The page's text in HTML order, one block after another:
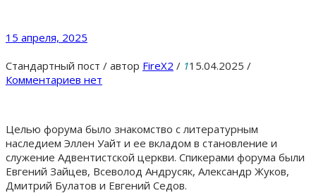
15 апреля, 2025
Стандартный пост / автор FireX2 / 115.04.2025 /
Комментариев нет
Целью форума было знакомство с литературным
наследием Эллен Уайт и ее вкладом в становление и
служение Адвентистской церкви. Спикерами форума были
Евгений Зайцев, Всеволод Андрусяк, Александр Жуков,
Дмитрий Булатов и Евгений Седов.